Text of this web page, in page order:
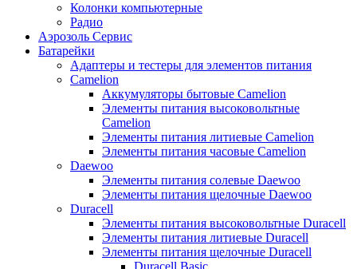
Колонки компьютерные
Радио
Аэрозоль Сервис
Батарейки
Aдаптеры и тестеры для элементов питания
Camelion
Аккумуляторы бытовые Camelion
Элементы питания высоковольтные
Camelion
Элементы питания литиевые Camelion
Элементы питания часовые Camelion
Daewoo
Элементы питания солевые Daewoo
Элементы питания щелочные Daewoo
Duracell
Элементы питания высоковольтные Duracell
Элементы питания литиевые Duracell
Элементы питания щелочные Duracell
Duracell Basic